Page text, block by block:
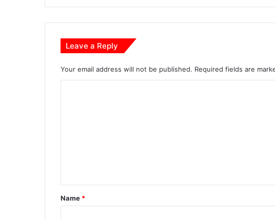
Leave a Reply
Your email address will not be published. Required fields are
*
Name *